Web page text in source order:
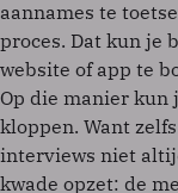
aannames te
proces. Dat kun je
website of app te
Op die manier kun
kloppen. Want
interviews niet
kwade opzet: de